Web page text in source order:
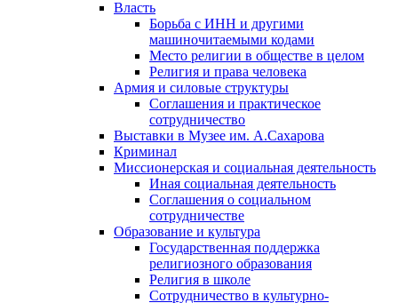
Власть
Борьба с ИНН и другими
машиночитаемыми кодами
Место религии в обществе в целом
Религия и права человека
Армия и силовые структуры
Соглашения и практическое
сотрудничество
Выставки в Музее им. А.Сахарова
Криминал
Миссионерская и социальная деятельность
Иная социальная деятельность
Соглашения о социальном
сотрудничестве
Образование и культура
Государственная поддержка
религиозного образования
Религия в школе
Сотрудничество в культурно-